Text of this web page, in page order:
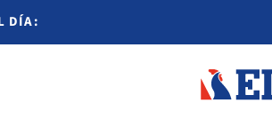
DÍA: